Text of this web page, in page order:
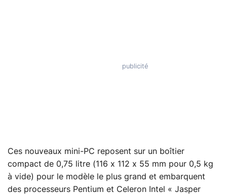
Ces nouveaux mini-PC reposent sur un boîtier
compact de 0,75 litre (116 x 112 x 55 mm pour 0,5 kg
à vide) pour le modèle le plus grand et embarquent
des processeurs Pentium et Celeron Intel « Jasper